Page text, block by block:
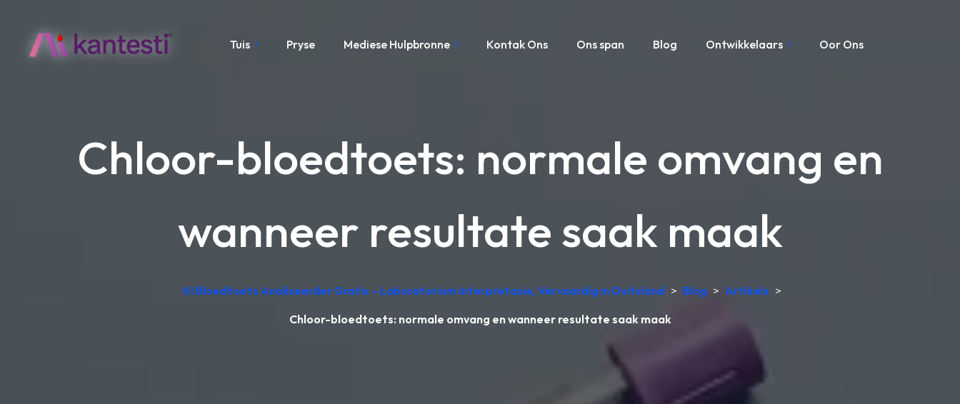
Tuis Pryse Mediese Hulpbronne Kontak Ons Ons span Blog Ontwikkelaars Oor Ons
Chloor-bloedtoets: normale omvang en
wanneer resultate saak maak
KI Bloedtoets Analiseerder Gratis – Laboratorium Interpretasie, Vervaardig in Duitsland > Blog > Artikels >
Chloor-bloedtoets: normale omvang en wanneer resultate saak maak